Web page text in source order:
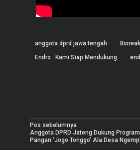
anggota dprd jawa tengah
Endro : Kami Siap Mendukung
N
a
Pos sebelumnya
Anggota DPRD Jateng Dukung
Pangan ‘Jogo Tonggo’ Ala Desa